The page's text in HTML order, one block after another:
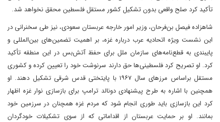
تأکید کرد صلح واقعی بدون تشکیل کشور مستقل فلسطین محقق نخواهد شد.
شاهزاده فیصل بن‌فرحان، وزیر امور خارجه عربستان سعودی، نیز طی سخنرانی در
این نشست ویژه اتحادیه عرب درباره غزه، بر اهمیت تضمین‌های بین‌المللی و
پایبندی به قطع‌نامه‌های سازمان ملل برای حفظ آتش‌بس در این منطقه تأکید
کرد. او تصریح کرد فلسطینی‌ها حق دارند سرنوشت خود را تعیین کرده و کشوری
مستقل براساس مرزهای سال ۱۹۶۷ با پایتختی قدس شرقی تشکیل دهند. او
همچنین با اشاره به طرح پیشنهادی دونالد ترامپ برای بازسازی نوار غزه اظهار
کرد این بازسازی باید طوری انجام شود که مردم غزه همچنان در سرزمین خود
بمانند. او بر حمایت عربستان از اقداماتی که از سوی تشکیلات خودگردان